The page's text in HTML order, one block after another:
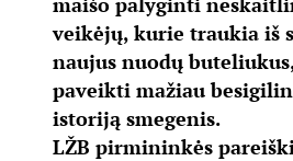
veikėjų, kurie traukia iš
naujus nuodų
paveikti mažiau
istoriją smegenis.
LŽB pirmininkės